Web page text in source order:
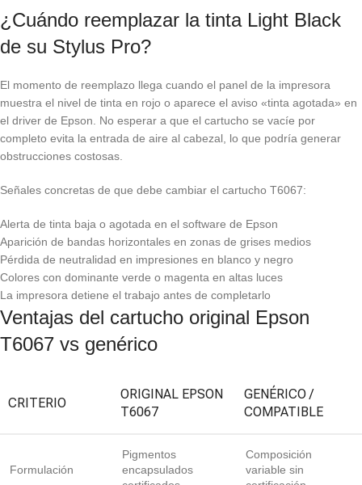
¿Cuándo reemplazar la tinta Light Black
de su Stylus Pro?
El momento de reemplazo llega cuando el panel de la impresora
muestra el nivel de tinta en rojo o aparece el aviso «tinta agotada» en
el driver de Epson. No esperar a que el cartucho se vacíe por
completo evita la entrada de aire al cabezal, lo que podría generar
obstrucciones costosas.
Señales concretas de que debe cambiar el cartucho T6067:
Alerta de tinta baja o agotada en el software de Epson
Aparición de bandas horizontales en zonas de grises medios
Pérdida de neutralidad en impresiones en blanco y negro
Colores con dominante verde o magenta en altas luces
La impresora detiene el trabajo antes de completarlo
Ventajas del cartucho original Epson
T6067 vs genérico
CRITERIO
ORIGINAL EPSON
T6067
GENÉRICO /
COMPATIBLE
Formulación
Pigmentos
encapsulados
Composición
variable sin